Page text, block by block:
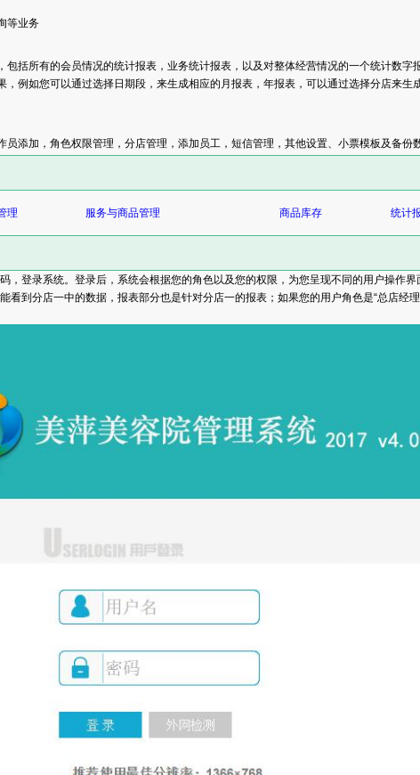
等业务
括所有的会员情况的统计报表，业务统计报表，以及对整体经营情况的一个统计数字
例如您可以通过选择日期段，来生成相应的月报表，年报表，可以通过选择分店来
添加，角色权限管理，分店管理，添加员工，短信管理，其他设置、小票模板及备份
理 服务与商品管理 商品库存 统计
，登录系统。登录后，系统会根据您的角色以及您的权限，为您呈现不同的用户操作界
看到分店一中的数据，报表部分也是针对分店一的报表；如果您的用户角色是“总店经